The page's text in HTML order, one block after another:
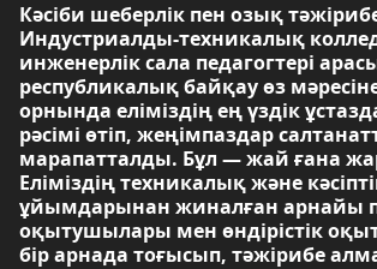
Кәсіби шеберлік пен озық
Индустриалды-техникалық
инженерлік сала педагогтері
республикалық байқау өз
орнында еліміздің ең үздік
рәсімі өтіп, жеңімпаздар
марапатталды. Бұл — жай ғана
Еліміздің техникалық және
ұйымдарынан жиналған арнайы
оқытушылары мен өндірістік
бір арнада тоғысып, тәжірибе